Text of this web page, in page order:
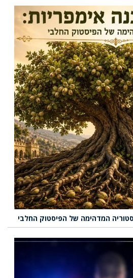
המדהימה של הפיסטוק החלבי